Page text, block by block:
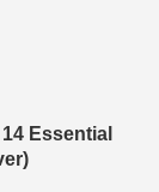
Essential